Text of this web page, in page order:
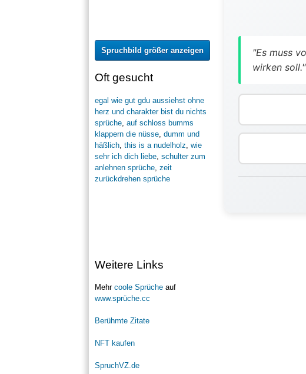
Spruchbild größer anzeigen
Oft gesucht
egal wie gut gdu aussiehst ohne
herz und charakter bist du nichts
sprüche, auf schloss bumms
klappern die nüsse, dumm und
häßlich, this is a nudelholz wie
sehr ich dich liebe, schulter zum
anlehnen sprüche, zeit
zurückdrehen sprüche
Weitere Links
Mehr coole Sprücheauf
www.sprüche.cc
Berühmte Zitate
NFT kaufen
SpruchVZ.de
"Es muss
wirken soll."